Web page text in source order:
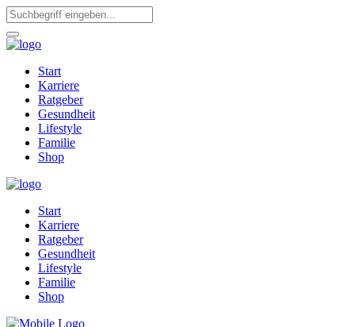
Start
Karriere
Ratgeber
Gesundheit
Lifestyle
Familie
Shop
Start
Karriere
Ratgeber
Gesundheit
Lifestyle
Familie
Shop